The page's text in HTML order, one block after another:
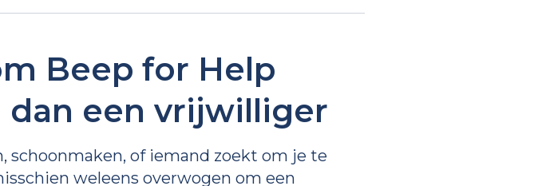
Beep for Help
dan een vrijwilliger
of iemand zoekt om je te
weleens overwogen om een